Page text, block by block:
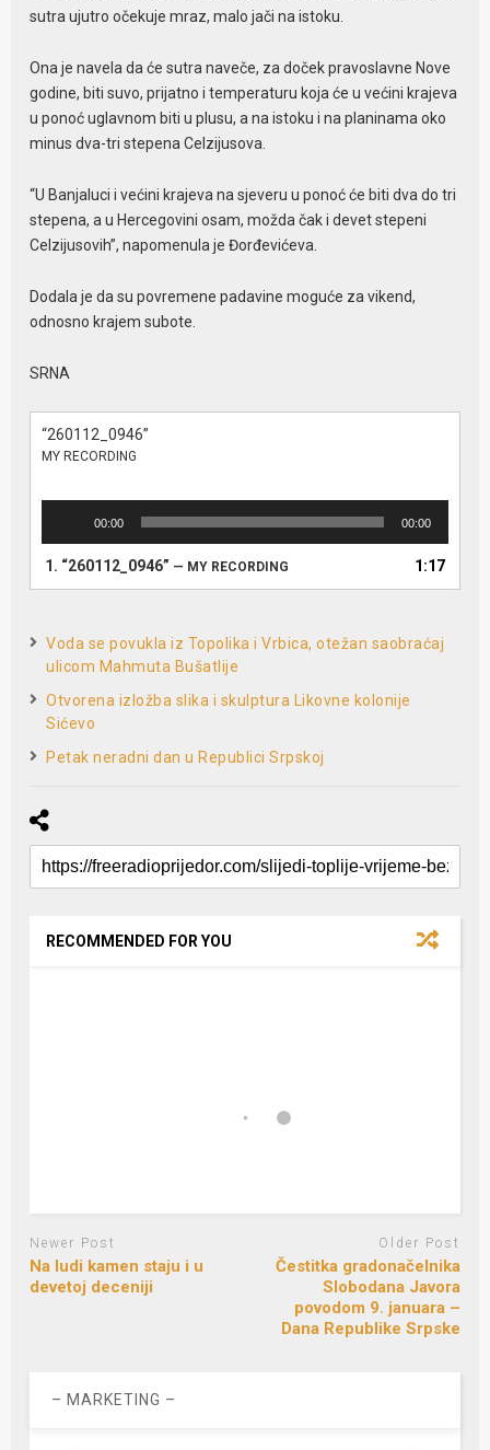
sutra ujutro očekuje mraz, malo jači na istoku.
Ona je navela da će sutra naveče, za doček pravoslavne Nove
godine, biti suvo, prijatno i temperaturu koja će u većini krajeva
u ponoć uglavnom biti u plusu, a na istoku i na planinama oko
minus dva-tri stepena Celzijusova.
“U Banjaluci i većini krajeva na sjeveru u ponoć će biti dva do tri
stepena, a u Hercegovini osam, možda čak i devet stepeni
Celzijusovih”, napomenula je Đorđevićeva.
Dodala je da su povremene padavine moguće za vikend,
odnosno krajem subote.
SRNA
“260112_0946”
MY RECORDING
00:00 00:00
1. “260112_0946” — MY RECORDING 1:17
Voda se povukla iz Topolika i Vrbica, otežan saobraćaj
ulicom Mahmuta Bušatlije
Otvorena izložba slika i skulptura Likovne kolonije
Sićevo
Petak neradni dan u Republici Srpskoj
RECOMMENDED FOR YOU
Newer Post
Na ludi kamen staju i u
devetoj deceniji
Older Post
Čestitka gradonačelnika
Slobodana Javora
povodom 9. januara –
Dana Republike Srpske
– MARKETING –